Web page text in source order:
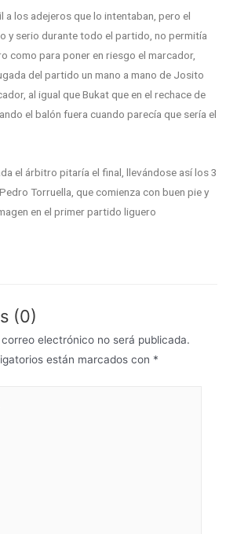
a los adejeros que lo intentaban, pero el
y serio durante todo el partido, no permitía
como para poner en riesgo el marcador,
del partido un mano a mano de Josito
al igual que Bukat que en el rechace de
el balón fuera cuando parecía que sería el
el árbitro pitaría el final, llevándose así los 3
Torruella, que comienza con buen pie y
en el primer partido liguero
(0)
electrónico no será publicada.
están marcados con *